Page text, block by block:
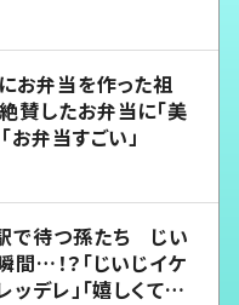
お弁当を作った祖
したお弁当に「美
お弁当すごい」
で待つ孫たち じい
間…！？「じいじイケ
ッデレ」「嬉しくて可